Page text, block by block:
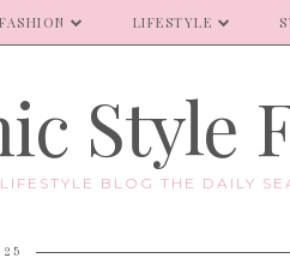
FASHION LIFESTYLE
Style
BLOG THE DAILY